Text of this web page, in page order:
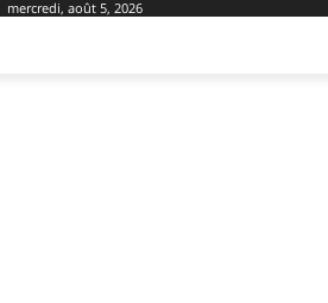
mercredi, août 5, 2026